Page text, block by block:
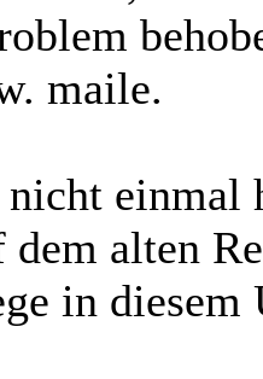
maile.
einmal
dem alten
in